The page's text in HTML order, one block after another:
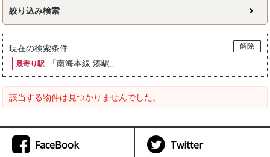
絞り込み検索
現在の検索条件
解除
最寄り駅
「南海本線 湊駅 」
該当する物件は見つかりませんでした。
FaceBook Twitter